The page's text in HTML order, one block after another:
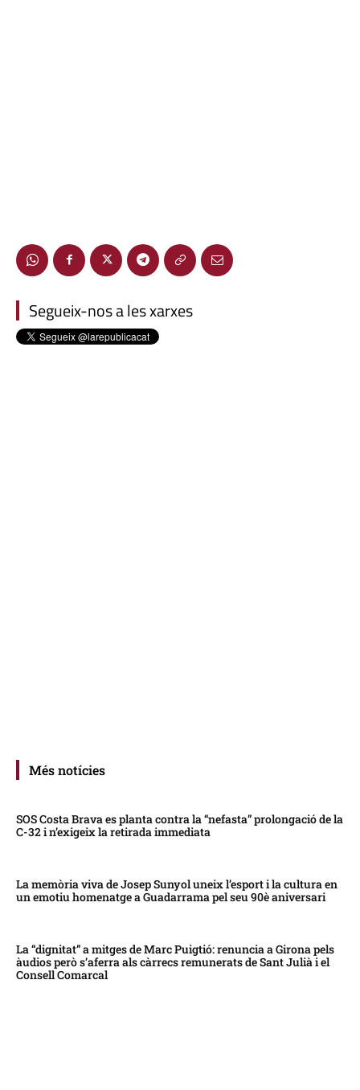
Segueix-nos a les xarxes
Més notícies
SOS Costa Brava es planta contra la “nefasta” prolongació de la
C-32 i n’exigeix la retirada immediata
La memòria viva de Josep Sunyol uneix l’esport i la cultura en
un emotiu homenatge a Guadarrama pel seu 90è aniversari
La “dignitat” a mitges de Marc Puigtió: renuncia a Girona pels
àudios però s’aferra als càrrecs remunerats de Sant Julià i el
Consell Comarcal